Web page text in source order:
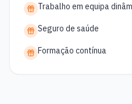
Trabalho em equipa
Seguro de saúde
Formação contínua